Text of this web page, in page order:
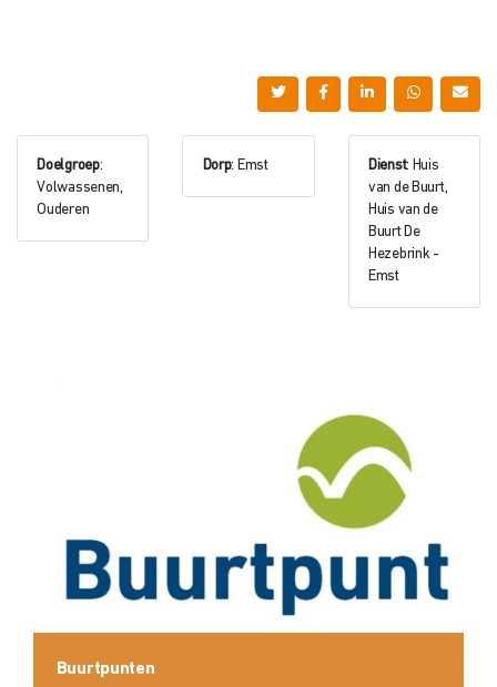
Doelgroep:
Volwassenen,
Ouderen
Dorp: Emst Dienst: Huis
van de Buurt,
Huis van de
Buurt De
Hezebrink -
Emst
Buurtpunten